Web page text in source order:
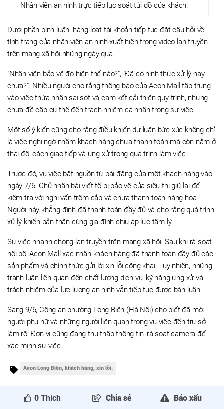
Nhân viên an ninh trực tiếp lục soát túi đồ của khách.
Dưới phần bình luận, hàng loạt tài khoản tiếp tục đặt câu hỏi về
tình trạng của nhân viên an ninh xuất hiện trong video lan truyền
trên mạng xã hội những ngày qua.
"Nhân viên bảo vệ đó hiện thế nào?", "Đã có hình thức xử lý hay
chưa?". Nhiều người cho rằng thông báo của Aeon Mall tập trung
vào việc thừa nhận sai sót và cam kết cải thiện quy trình, nhưng
chưa đề cập cụ thể đến trách nhiệm cá nhân trong sự việc.
Một số ý kiến cũng cho rằng điều khiến dư luận bức xúc không chỉ
là việc nghi ngờ nhầm khách hàng chưa thanh toán mà còn nằm ở
thái độ, cách giao tiếp và ứng xử trong quá trình làm việc.
Trước đó, vụ việc bắt nguồn từ bài đăng của một khách hàng vào
ngày 7/6. Chủ nhân bài viết tố bị bảo vệ của siêu thị giữ lại để
kiểm tra với nghi vấn trộm cắp và chưa thanh toán hàng hóa.
Người này khẳng định đã thanh toán đầy đủ và cho rằng quá trình
xử lý khiến bản thân cùng gia đình chịu áp lực tâm lý.
Sự việc nhanh chóng lan truyền trên mạng xã hội. Sau khi rà soát
nội bộ, Aeon Mall xác nhận khách hàng đã thanh toán đầy đủ các
sản phẩm và chính thức gửi lời xin lỗi công khai. Tuy nhiên, những
tranh luận liên quan đến chất lượng dịch vụ, kỹ năng ứng xử và
trách nhiệm của lực lượng an ninh vẫn tiếp tục được bàn luận.
Sáng 9/6, Công an phường Long Biên (Hà Nội) cho biết đã mời
người phụ nữ và những người liên quan trong vụ việc đến trụ sở
làm rõ. Đơn vị cũng đang thu thập thông tin, rà soát camera để
xác minh sự việc.
Aeon Long Biên, khách hàng, xin lỗi.
0 Thích Chia sẻ Báo xấu